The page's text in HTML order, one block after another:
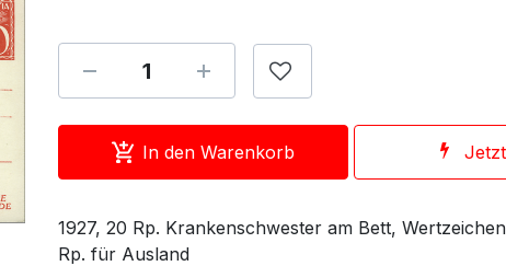
In den Warenkorb
1927, 20 Rp. Krankenschwester am Bett,
Rp. für Ausland